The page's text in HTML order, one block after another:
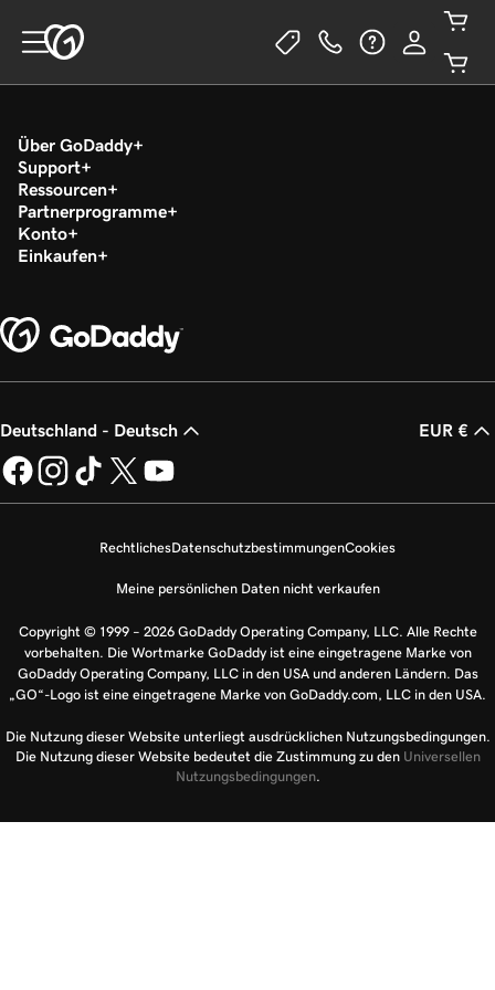
Über GoDaddy
Support
Ressourcen
Partnerprogramme
Konto
Einkaufen
Deutschland - Deutsch EUR €
RechtlichesDatenschutzbestimmungenCookies
Meine persönlichen Daten nicht verkaufen
Copyright © 1999 – 2026 GoDaddy Operating Company, LLC. Alle Rechte
vorbehalten. Die Wortmarke GoDaddy ist eine eingetragene Marke von
GoDaddy Operating Company, LLC in den USA und anderen Ländern. Das
„GO“-Logo ist eine eingetragene Marke von GoDaddy.com, LLC in den USA.
Die Nutzung dieser Website unterliegt ausdrücklichen Nutzungsbedingungen.
Die Nutzung dieser Website bedeutet die Zustimmung zu den Universellen
Nutzungsbedingungen.